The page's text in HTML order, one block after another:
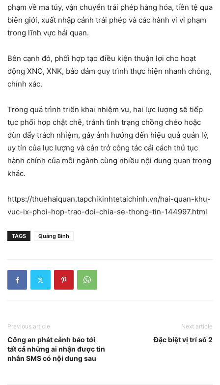
phạm về ma túy, vận chuyển trái phép hàng hóa, tiền tệ qua
biên giới, xuất nhập cảnh trái phép và các hành vi vi phạm
trong lĩnh vực hải quan.
Bên cạnh đó, phối hợp tạo điều kiện thuận lợi cho hoạt
động XNC, XNK, bảo đảm quy trình thực hiện nhanh chóng,
chính xác.
Trong quá trình triển khai nhiệm vụ, hai lực lượng sẽ tiếp
tục phối hợp chặt chẽ, tránh tình trạng chồng chéo hoặc
đùn đẩy trách nhiệm, gây ảnh hưởng đến hiệu quả quản lý,
uy tín của lực lượng và cản trở công tác cải cách thủ tục
hành chính của mỗi ngành cùng nhiều nội dung quan trọng
khác.
https://thuehaiquan.tapchikinhtetaichinh.vn/hai-quan-khu-
vuc-ix-phoi-hop-trao-doi-chia-se-thong-tin-144997.html
TAGS Quảng Bình
Previous article
Công an phát cảnh báo tới
tất cả những ai nhận được tin
nhắn SMS có nội dung sau
Next article
Đặc biệt vị trí số 2